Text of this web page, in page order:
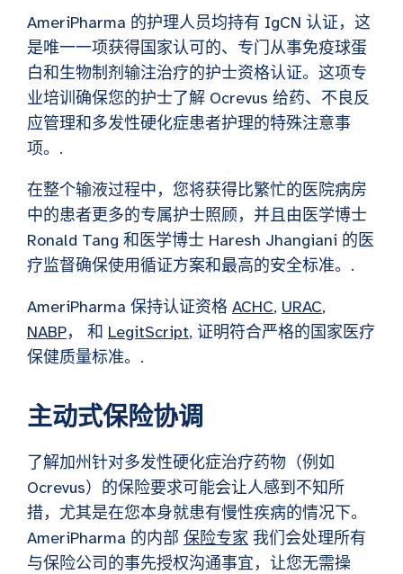
AmeriPharma 的护理人员均持有 IgCN 认证，这
是唯一一项获得国家认可的、专门从事免疫球蛋
白和生物制剂输注治疗的护士资格认证。这项专
业培训确保您的护士了解 Ocrevus 给药、不良反
应管理和多发性硬化症患者护理的特殊注意事
项。.
在整个输液过程中，您将获得比繁忙的医院病房
中的患者更多的专属护士照顾，并且由医学博士
Ronald Tang 和医学博士 Haresh Jhangiani 的医
疗监督确保使用循证方案和最高的安全标准。.
AmeriPharma 保持认证资格 ACHC, URAC,
NABP， 和 LegitScript, 证明符合严格的国家医疗
保健质量标准。.
主动式保险协调
了解加州针对多发性硬化症治疗药物（例如
Ocrevus）的保险要求可能会让人感到不知所
措，尤其是在您本身就患有慢性疾病的情况下。
AmeriPharma 的内部 保险专家 我们会处理所有
与保险公司的事先授权沟通事宜，让您无需操